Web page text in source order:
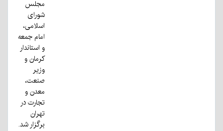
مجلس
شورای
اسلامی،
امام جمعه
و استاندار
کرمان و
وزیر
صنعت،
معدن و
تجارت در
تهران
برگزار شد.